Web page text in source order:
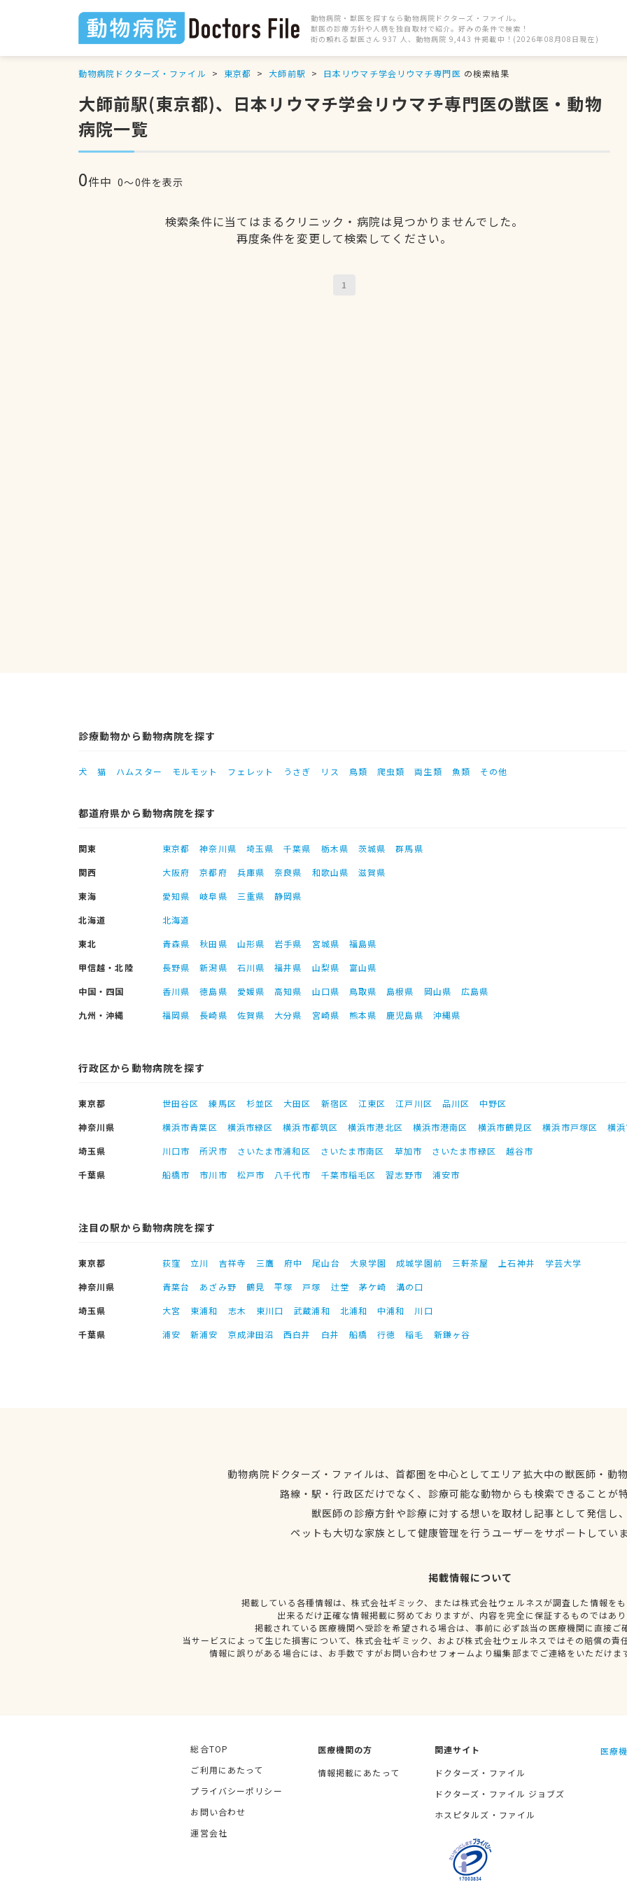
動物病院・獣医を探すなら動物病院ドクターズ・ファイル。
獣医の診療方針や人柄を独自取材で紹介。好みの条件で検索！
街の頼れる獣医さん 937 人、動物病院 9,443 件掲載中！(2026年08月08日現在)
動物病院ドクターズ・ファイル 東京都 大師前駅 日本リウマチ学会リウマチ専門医 の検索結果
大師前駅(東京都)、日本リウマチ学会リウマチ専門医の獣医・動物
病院一覧
0件中 0〜0件を表示
検索条件に当てはまるクリニック・病院は見つかりませんでした。
再度条件を変更して検索してください。
1
診療動物から動物病院を探す
犬 猫 ハムスター モルモット フェレット うさぎ リス 鳥類 爬虫類 両生類 魚類 その他
都道府県から動物病院を探す
関東 東京都 神奈川県 埼玉県 千葉県 栃木県 茨城県
群馬県
関西
大阪府 京都府 兵庫県 奈良県 和歌山県
滋賀県
東海
愛知県 岐阜県 三重県
静岡県
北海道
北海道
東北
青森県 秋田県 山形県 岩手県 宮城県
福島県
甲信越・北陸
長野県 新潟県 石川県 福井県 山梨県
富山県
中国・四国
香川県 徳島県 愛媛県 高知県 山口県 鳥取県 島根県 岡山県
広島県
九州・沖縄
福岡県 長崎県 佐賀県 大分県 宮崎県 熊本県 鹿児島県 沖縄県
行政区から動物病院を探す
東京都 世田谷区 練馬区 杉並区 大田区 新宿区 江東区 江戸川区 品川区
中野区
神奈川県
横浜市青葉区 横浜市緑区 横浜市都筑区 横浜市港北区 横浜市港南区 横浜市鶴見区 横浜市戸塚区
横
埼玉県
川口市 所沢市 さいたま市浦和区 さいたま市南区 草加市 さいたま市緑区
越谷市
千葉県
船橋市 市川市 松戸市 八千代市 千葉市稲毛区 習志野市 浦安市
注目の駅から動物病院を探す
東京都 荻窪 立川 吉祥寺 三鷹 府中 尾山台 大泉学園 成城学園前 三軒茶屋 上石神井
学芸大学
神奈川県
青葉台 あざみ野 鶴見 平塚 戸塚 辻堂 茅ケ崎
溝の口
埼玉県
大宮 東浦和 志木 東川口 武蔵浦和 北浦和 中浦和
川口
千葉県
浦安 新浦安 京成津田沼 西白井 白井 船橋 行徳 稲毛 新鎌ヶ谷
動物病院ドクターズ・ファイルは、首都圏を中心としてエリア拡大中の獣医師・動
路線・駅・行政区だけでなく、診療可能な動物からも検索できることが
獣医師の診療方針や診療に対する想いを取材し記事として発信し
ペットも大切な家族として健康管理を行うユーザーをサポートしてい
掲載情報について
掲載している各種情報は、株式会社ギミック、または株式会社ウェルネスが調査した情報を
出来るだけ正確な情報掲載に努めておりますが、内容を完全に保証するものではあ
掲載されている医療機関へ受診を希望される場合は、事前に必ず該当の医療機関に直接ご
当サービスによって生じた損害について、株式会社ギミック、および株式会社ウェルネスではその賠償の責
情報に誤りがある場合には、お手数ですがお問い合わせフォームより編集部までご連絡をいただけま
総合TOP
ご利用にあたって
プライバシーポリシー
お問い合わせ
運営会社
医療機関の方
情報掲載にあたって
関連サイト
ドクターズ・ファイル
ドクターズ・ファイル ジョブズ
ホスピタルズ・ファイル
医療